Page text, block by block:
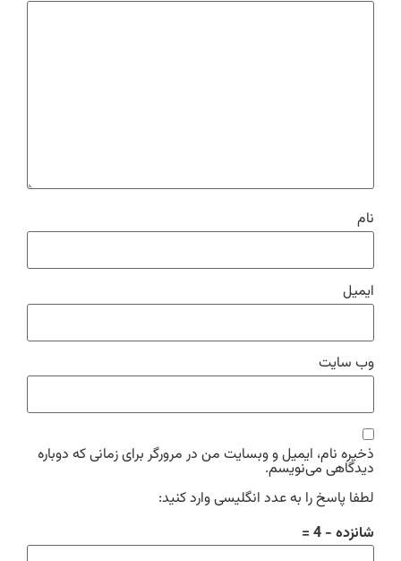
نام
ایمیل
وب‌ سایت
ذخیره نام، ایمیل و وبسایت من در مرورگر برای زمانی که دوباره
دیدگاهی می‌نویسم.
لطفا پاسخ را به عدد انگلیسی وارد کنید:
شانزده − 4 =